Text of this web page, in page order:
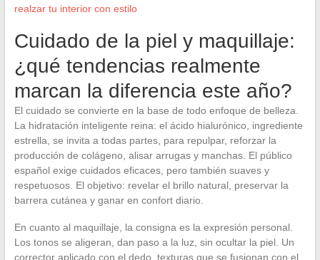
realzar tu interior con estilo
Cuidado de la piel y maquillaje:
¿qué tendencias realmente
marcan la diferencia este año?
El cuidado se convierte en la base de todo enfoque de belleza.
La hidratación inteligente reina: el ácido hialurónico, ingrediente
estrella, se invita a todas partes, para repulpar, reforzar la
producción de colágeno, alisar arrugas y manchas. El público
español exige cuidados eficaces, pero también suaves y
respetuosos. El objetivo: revelar el brillo natural, preservar la
barrera cutánea y ganar en confort diario.
En cuanto al maquillaje, la consigna es la expresión personal.
Los tonos se aligeran, dan paso a la luz, sin ocultar la piel. Un
corrector aplicado con el dedo, texturas que se fusionan con el